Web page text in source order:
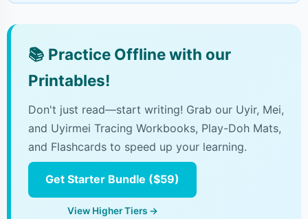
📚 Practice Offline with our
Printables!
Don't just read—start writing! Grab our Uyir, Mei,
and Uyirmei Tracing Workbooks, Play-Doh Mats,
and Flashcards to speed up your learning.
Get Starter Bundle ($59)
View Higher Tiers →